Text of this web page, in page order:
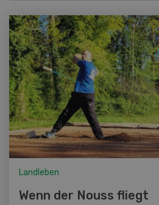
Landleben
Wenn der Nouss fliegt